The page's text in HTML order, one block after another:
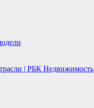
| РБК Недвижимость